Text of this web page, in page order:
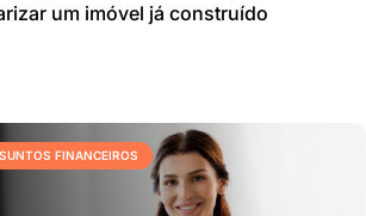
um imóvel já construído
FINANCEIROS